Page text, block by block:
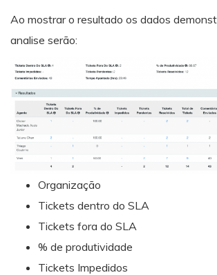
Ao mostrar o resultado os dados
analise serão:
Organização
Tickets dentro do SLA
Tickets fora do SLA
% de produtividade
Tickets Impedidos